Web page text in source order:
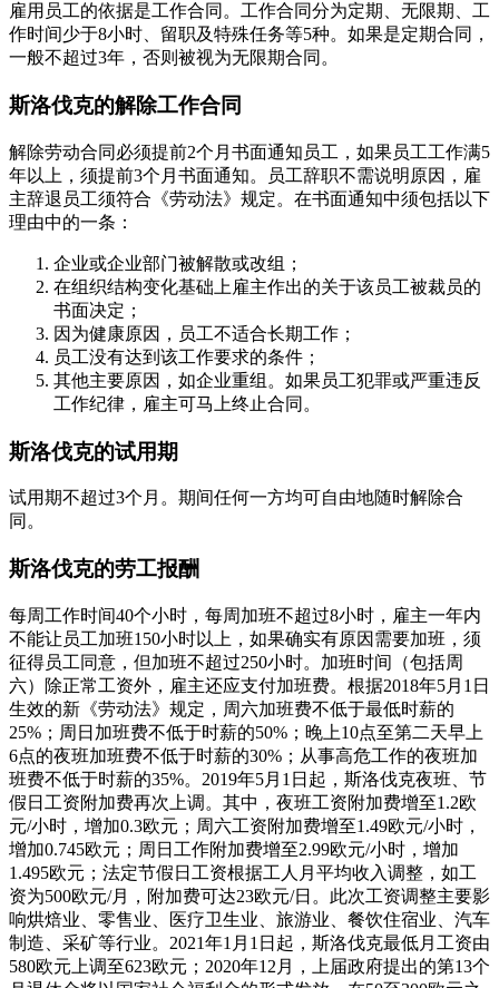
雇用员工的依据是工作合同。工作合同分为定期、无限期、工
作时间少于8小时、留职及特殊任务等5种。如果是定期合同，
一般不超过3年，否则被视为无限期合同。
斯洛伐克的解除工作合同
解除劳动合同必须提前2个月书面通知员工，如果员工工作满5
年以上，须提前3个月书面通知。员工辞职不需说明原因，雇
主辞退员工须符合《劳动法》规定。在书面通知中须包括以下
理由中的一条：
企业或企业部门被解散或改组；
在组织结构变化基础上雇主作出的关于该员工被裁员的
书面决定；
因为健康原因，员工不适合长期工作；
员工没有达到该工作要求的条件；
其他主要原因，如企业重组。如果员工犯罪或严重违反
工作纪律，雇主可马上终止合同。
斯洛伐克的试用期
试用期不超过3个月。期间任何一方均可自由地随时解除合
同。
斯洛伐克的劳工报酬
每周工作时间40个小时，每周加班不超过8小时，雇主一年内
不能让员工加班150小时以上，如果确实有原因需要加班，须
征得员工同意，但加班不超过250小时。加班时间（包括周
六）除正常工资外，雇主还应支付加班费。根据2018年5月1日
生效的新《劳动法》规定，周六加班费不低于最低时薪的
25%；周日加班费不低于时薪的50%；晚上10点至第二天早上
6点的夜班加班费不低于时薪的30%；从事高危工作的夜班加
班费不低于时薪的35%。2019年5月1日起，斯洛伐克夜班、节
假日工资附加费再次上调。其中，夜班工资附加费增至1.2欧
元/小时，增加0.3欧元；周六工资附加费增至1.49欧元/小时，
增加0.745欧元；周日工作附加费增至2.99欧元/小时，增加
1.495欧元；法定节假日工资根据工人月平均收入调整，如工
资为500欧元/月，附加费可达23欧元/日。此次工资调整主要影
响烘焙业、零售业、医疗卫生业、旅游业、餐饮住宿业、汽车
制造、采矿等行业。2021年1月1日起，斯洛伐克最低月工资由
580欧元上调至623欧元；2020年12月，上届政府提出的第13个